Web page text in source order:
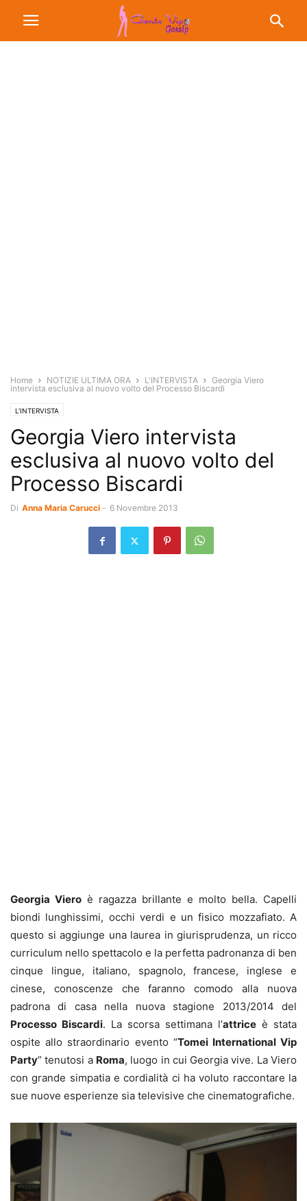
Home NOTIZIE ULTIMA ORA L'INTERVISTA
Georgia Viero
intervista esclusiva al nuovo volto del Processo Biscardi
L'INTERVISTA
Georgia Viero intervista
esclusiva al nuovo volto del
Processo Biscardi
Di Anna Maria Carucci - 6 Novembre 2013
Georgia Viero è ragazza brillante e molto bella. Capelli
biondi lunghissimi, occhi verdi e un fisico mozzafiato. A
questo si aggiunge una laurea in giurisprudenza, un ricco
curriculum nello spettacolo e la perfetta padronanza di ben
cinque lingue, italiano, spagnolo, francese, inglese e
cinese, conoscenze che faranno comodo alla nuova
padrona di casa nella nuova stagione 2013/2014 del
Processo Biscardi. La scorsa settimana l’attrice è stata
ospite allo straordinario evento “Tomei International Vip
Party” tenutosi a Roma, luogo in cui Georgia vive. La Viero
con grande simpatia e cordialità ci ha voluto raccontare la
sue nuove esperienze sia televisive che cinematografiche.